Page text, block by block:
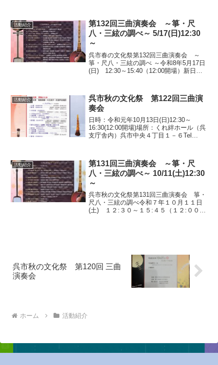
活動紹介
第132回三曲演奏会 ～箏・尺
八・三絃の調べ～ 5/17(日)12:30
～
呉市春の文化祭第132回三曲演奏会 ～
箏・尺八・三絃の調べ ～令和8年5月17日
(日) 12:30～15:40（12:00開場）新日本
奏 合竹の賦（唯是震一...
活動紹介
呉市秋の文化祭 第122回三曲演
奏会
日時：令和元年10月13日(日)12:30～
16:30(12:00開場)場所：くれ絆ホール（呉
支庁舎内）呉市中央４丁目１－６Tel
活動紹介
第131回三曲演奏会 ～箏・尺
八・三絃の調べ～ 10/11(土)12:30
～
呉市秋の文化祭第131回三曲演奏会 箏・
尺八・三絃の調べ令和７年１０月１１日
(土) １２:３０～１５:４５（１２:００開
呉市秋の文化祭 第120回 三曲
演奏会
ホーム 活動紹介